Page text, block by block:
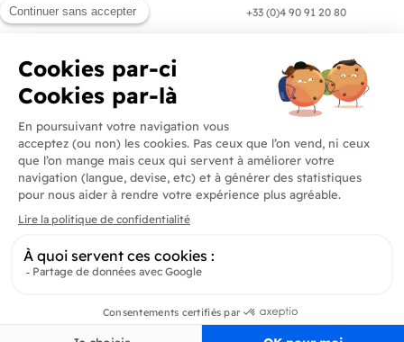
en 24/72h +33 (0)4 90 91 20 80